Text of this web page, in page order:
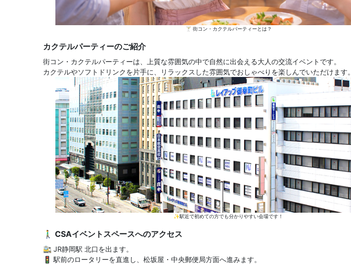
🍸 街コン・カクテルパーティーとは？
カクテルパーティーのご紹介
街コン・カクテルパーティーは、上質な雰囲気の中で自然に出会える大人の交流イベントです。
カクテルやソフトドリンクを片手に、リラックスした雰囲気でおしゃべりを楽しんでいただけます。
✨駅近で初めての方でも分かりやすい会場です！
🚶‍♂️ CSAイベントスペースへのアクセス
🚉 JR静岡駅 北口を出ます。
🚦 駅前のロータリーを直進し、松坂屋・中央郵便局方面へ進みます。